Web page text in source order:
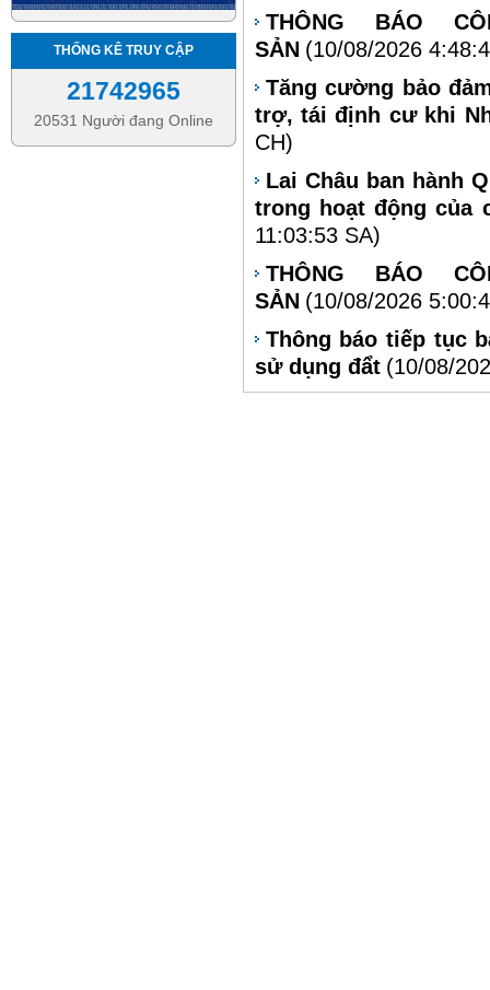
THỐNG KÊ TRUY CẬP
21742965
20531 Người đang Online
THÔNG BÁO
SẢN (10/08/2026
Tăng cường bảo
trợ, tái định cư khi
CH)
Lai Châu ban hành
trong hoạt động của
11:03:53 SA)
THÔNG BÁO
SẢN (10/08/2026
Thông báo tiếp tục
sử dụng đẩt (10/08/